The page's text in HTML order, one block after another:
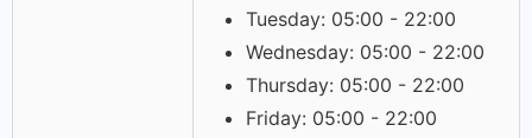
Tuesday: 05:00 - 22:00
Wednesday: 05:00 - 22:00
Thursday: 05:00 - 22:00
Friday: 05:00 - 22:00